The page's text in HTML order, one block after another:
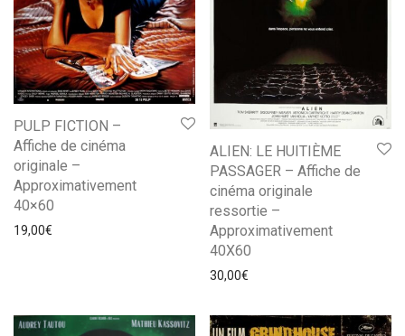
PULP FICTION –
Affiche de cinéma
originale –
Approximativement
40×60
19,00€
ALIEN: LE HUITIÈME
PASSAGER – Affiche de
cinéma originale
ressortie –
Approximativement
40X60
30,00€